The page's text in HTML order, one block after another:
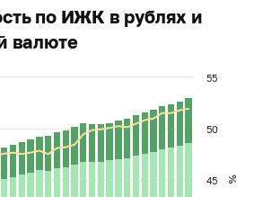
по ИЖК в рублях и
валюте
%
45
50
55